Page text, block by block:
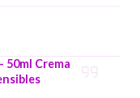
50ml Crema